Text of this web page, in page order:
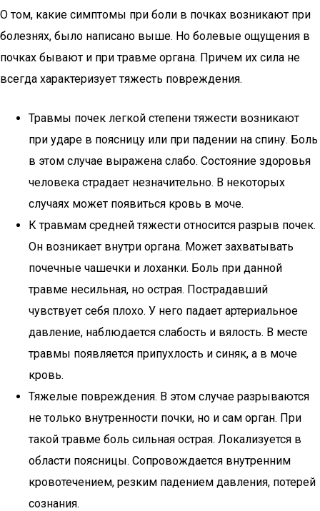
О том, какие симптомы при боли в почках возникают при
болезнях, было написано выше. Но болевые ощущения в
почках бывают и при травме органа. Причем их сила не
всегда характеризует тяжесть повреждения.
Травмы почек легкой степени тяжести возникают
при ударе в поясницу или при падении на спину. Боль
в этом случае выражена слабо. Состояние здоровья
человека страдает незначительно. В некоторых
случаях может появиться кровь в моче.
К травмам средней тяжести относится разрыв почек.
Он возникает внутри органа. Может захватывать
почечные чашечки и лоханки. Боль при данной
травме несильная, но острая. Пострадавший
чувствует себя плохо. У него падает артериальное
давление, наблюдается слабость и вялость. В месте
травмы появляется припухлость и синяк, а в моче
кровь.
Тяжелые повреждения. В этом случае разрываются
не только внутренности почки, но и сам орган. При
такой травме боль сильная острая. Локализуется в
области поясницы. Сопровождается внутренним
кровотечением, резким падением давления, потерей
сознания.